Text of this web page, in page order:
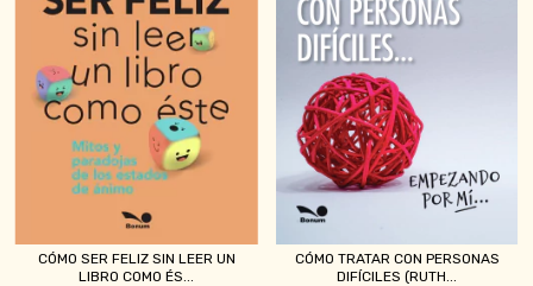
CÓMO SER FELIZ SIN LEER UN
LIBRO COMO ÉS...
CÓMO TRATAR CON PERSONAS
DIFÍCILES (RUTH...